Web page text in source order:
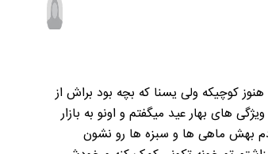
کوچیکه ولی یسنا که بچه بود براش از
های بهار عید میگفتم و اونو به بازار
بهش ماهی ها و سبزه ها رو نشون